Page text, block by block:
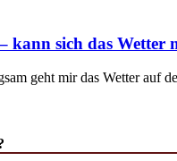
sich das Wetter
geht mir das Wetter auf